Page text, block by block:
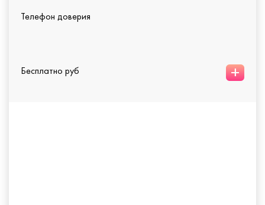
Телефон доверия
Бесплатно руб +